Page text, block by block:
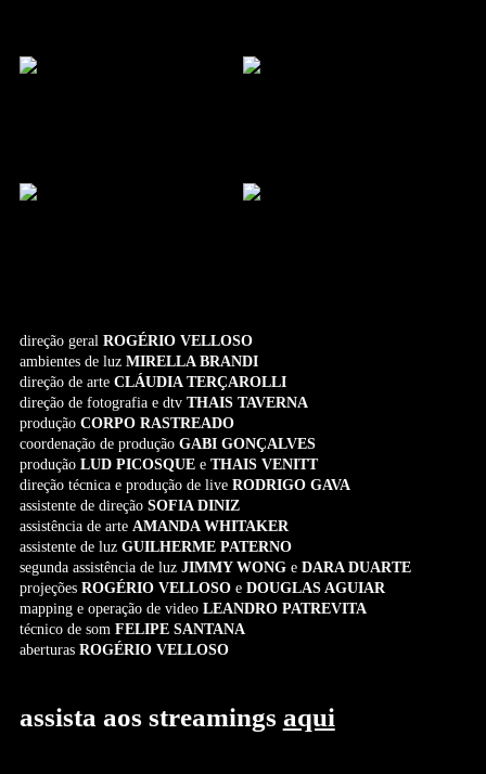
direção geral ROGÉRIO VELLOSO
ambientes de luz MIRELLA BRANDI
direção de arte CLÁUDIA TERÇAROLLI
direção de fotografia e dtvTHAIS TAVERNA
produção CORPO RASTREADO
coordenação de produção GABI GONÇALVES
produção LUD PICOSQUEe THAIS VENITT
direção técnica e produção de liveRODRIGO GAVA
assistente de direção SOFIA DINIZ
assistência de arte AMANDA WHITAKER
assistente de luz GUILHERME PATERNO
segunda assistência de luz JIMMY WONGe DARA DUARTE
projeções ROGÉRIO VELLOSOe DOUGLAS AGUIAR
mapping e operação de video LEANDRO PATREVITA
técnico de som FELIPE SANTANA
aberturas ROGÉRIO VELLOSO
assista aos streamings aqui